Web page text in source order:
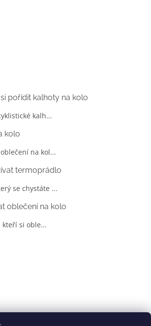
pořídit kalhoty na kolo
kalh...
kolo
na kol...
termoprádlo
se chystáte ...
oblečení na kolo
kteří si oble...